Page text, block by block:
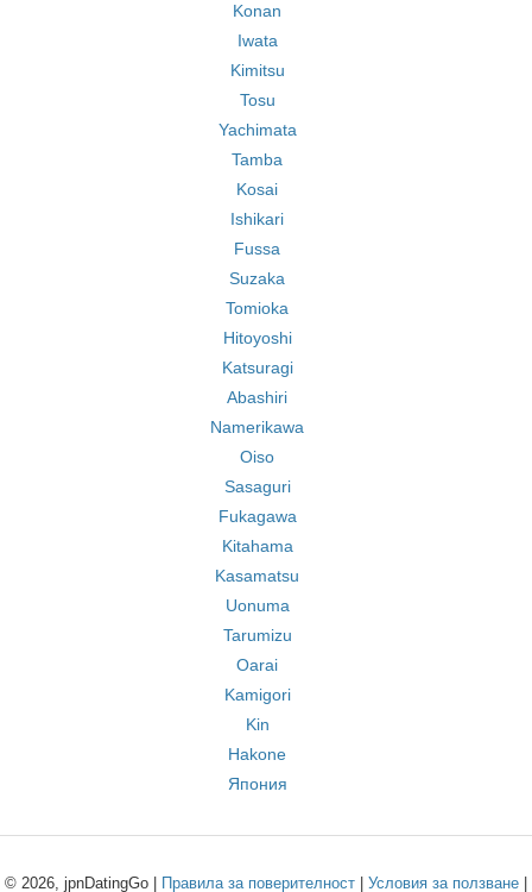
Konan
Iwata
Kimitsu
Tosu
Yachimata
Tamba
Kosai
Ishikari
Fussa
Suzaka
Tomioka
Hitoyoshi
Katsuragi
Abashiri
Namerikawa
Oiso
Sasaguri
Fukagawa
Kitahama
Kasamatsu
Uonuma
Tarumizu
Oarai
Kamigori
Kin
Hakone
Япония
© 2026, jpnDatingGo | Правила за поверителност Условия за ползване